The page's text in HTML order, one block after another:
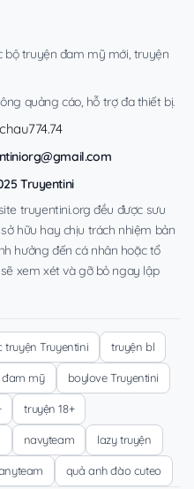
bộ truyện đam mỹ mới, truyện
quảng cáo, hỗ trợ đa thiết bị.
Truyentini
truyentini.org đều được sưu
hữu hay chịu trách nhiệm bản
hưởng đến cá nhân hoặc tổ
xem xét và gỡ bỏ ngay lập
truyện Truyentini truyện bl
mỹ boylove Truyentini
truyện 18+
navyteam lazy truyện
quả anh đào cuteo